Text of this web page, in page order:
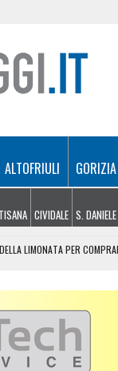
ALTOFRIULI GORIZIA
CIVIDALE S. DANIELE
LIMONATA PER
UDINE ARRIVA IL
IN FVG: NEL